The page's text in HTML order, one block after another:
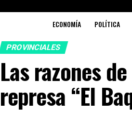
ECONOMÍA POLÍTICA
PROVINCIALES
Las razones
represa “El